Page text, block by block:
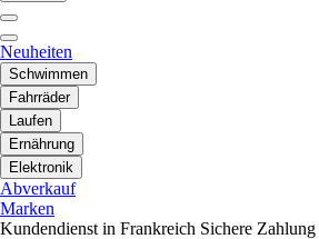
Neuheiten
Schwimmen
Fahrräder
Laufen
Ernährung
Elektronik
Abverkauf
Marken
Kundendienst in Frankreich Sichere Zahlung